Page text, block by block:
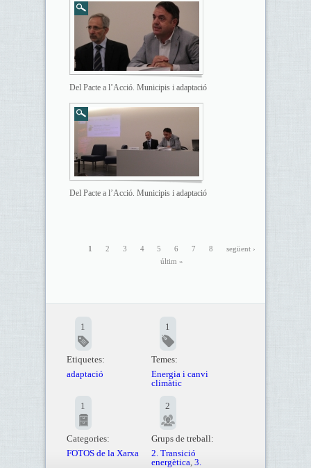
Del Pacte a l’Acció. Municipis i adaptació
Del Pacte a l’Acció. Municipis i adaptació
1 2 3 4 5 6 7 8
següent ›
últim »
1
Etiquetes:
adaptació
1
Temes:
Energia i canvi
climàtic
1
Categories:
FOTOS de la Xarxa
2
Grups de treball:
2. Transició
energètica 3.